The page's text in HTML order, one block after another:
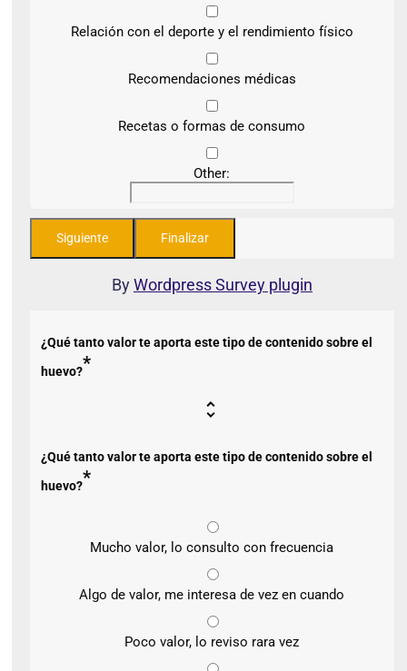
Relación con el deporte y el rendimiento físico
Recomendaciones médicas
Recetas o formas de consumo
Other:
ByWordpress Survey plugin
¿Qué tanto valor te aporta este tipo de contenido sobre el
huevo?*
¿Qué tanto valor te aporta este tipo de contenido sobre el
huevo?*
Mucho valor, lo consulto con frecuencia
Algo de valor, me interesa de vez en cuando
Poco valor, lo reviso rara vez